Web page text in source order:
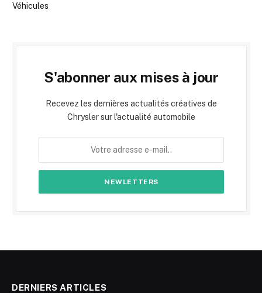
Véhicules
S'abonner aux mises à jour
Recevez les dernières actualités créatives de
Chrysler sur l'actualité automobile
DERNIERS ARTICLES